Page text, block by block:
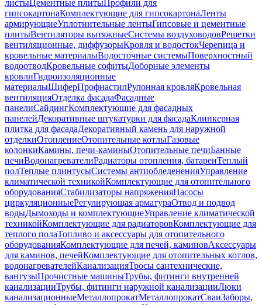
листыЦементные плитыПрофили для
гипсокартонаКомплектующие для гипсокартонаЛенты
армирующиеУплотнительные лентыГипсовые и цементные
плитыВентиляторы вытяжныеСистемы воздуховодовРешетки
вентиляционные, диффузорыКровля и водостокЧерепица и
кровельные материалыВодосточные системыПоверхностный
водоотводКровельные софитыДоборные элементы
кровлиГидроизоляционные
материалыШиферПрофнастилРулонная кровляКровельная
вентиляцияОтделка фасадаФасадные
панелиСайдингКомплектующие для фасадных
панелейДекоративные штукатурки для фасадаКлинкерная
плитка для фасадаДекоративный камень для наружной
отделкиОтоплениеОтопительные котлыГазовые
колонкиКамины, печи-каминыОтопительные печиБанные
печиВодонагревателиРадиаторы отопления, батареиТеплый
полТеплые плинтусыСистемы антиобледененияУправление
климатической техникойКомплектующие для отопительного
оборудованияСтабилизаторы напряженияНасосы
циркуляционныеРегулирующая арматураОтвод и подвод
водыДымоходы и комплектующиеУправление климатической
техникойКомплектующие для радиаторовКомплектующие для
теплого полаТопливо и аксессуары для отопительного
оборудованияКомплектующие для печей, каминовАксессуары
для каминов, печейКомплектующие для отопительных котлов,
водонагревателейКанализацияТросы сантехнические,
вантузыПрочистные машиныТрубы, фитинги внутренней
канализацииТрубы, фитинги наружной канализацииЛюки
канализационныеМеталлопрокатМеталлопрокатСваиЗаборы,